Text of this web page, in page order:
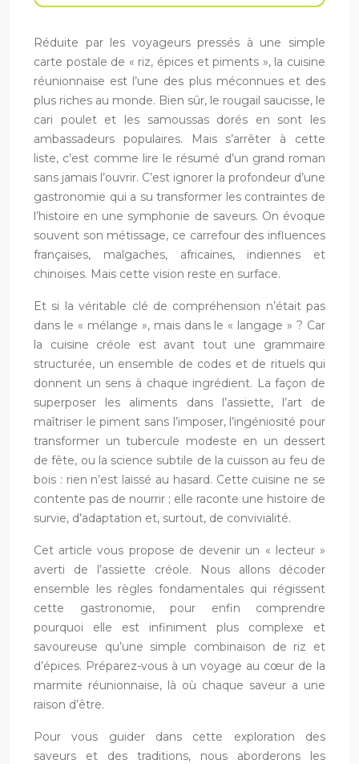
Réduite par les voyageurs pressés à une simple
carte postale de « riz, épices et piments », la cuisine
réunionnaise est l’une des plus méconnues et des
plus riches au monde. Bien sûr, le rougail saucisse, le
cari poulet et les samoussas dorés en sont les
ambassadeurs populaires. Mais s’arrêter à cette
liste, c’est comme lire le résumé d’un grand roman
sans jamais l’ouvrir. C’est ignorer la profondeur d’une
gastronomie qui a su transformer les contraintes de
l’histoire en une symphonie de saveurs. On évoque
souvent son métissage, ce carrefour des influences
françaises, malgaches, africaines, indiennes et
chinoises. Mais cette vision reste en surface.
Et si la véritable clé de compréhension n’était pas
dans le « mélange », mais dans le « langage » ? Car
la cuisine créole est avant tout une grammaire
structurée, un ensemble de codes et de rituels qui
donnent un sens à chaque ingrédient. La façon de
superposer les aliments dans l’assiette, l’art de
maîtriser le piment sans l’imposer, l’ingéniosité pour
transformer un tubercule modeste en un dessert
de fête, ou la science subtile de la cuisson au feu de
bois : rien n’est laissé au hasard. Cette cuisine ne se
contente pas de nourrir ; elle raconte une histoire de
survie, d’adaptation et, surtout, de convivialité.
Cet article vous propose de devenir un « lecteur »
averti de l’assiette créole. Nous allons décoder
ensemble les règles fondamentales qui régissent
cette gastronomie, pour enfin comprendre
pourquoi elle est infiniment plus complexe et
savoureuse qu’une simple combinaison de riz et
d’épices. Préparez-vous à un voyage au cœur de la
marmite réunionnaise, là où chaque saveur a une
raison d’être.
Pour vous guider dans cette exploration des
saveurs et des traditions, nous aborderons les